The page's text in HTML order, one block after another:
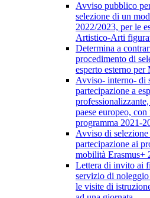
Avviso pubblico
selezione di un
2022/2023, per le
Artistico-Arti
Determina a
procedimento di
esperto esterno
Avviso- interno- di
partecipazione a
paese europeo,
programma 2021-
Avviso di
partecipazione ai
mobilità Erasmus+
Lettera di invito ai
servizio di
le visite di